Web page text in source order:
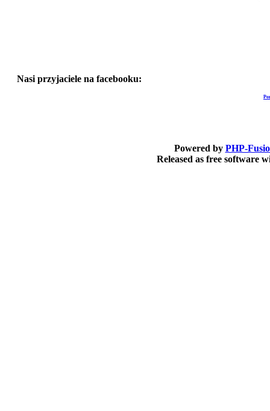
Nasi przyjaciele na facebooku:
Powered by PHP-
Released as free software